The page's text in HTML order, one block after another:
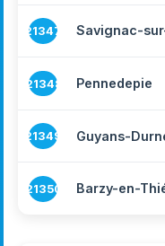
21347 Savignac-
21348 Pennedepie
21349 Guyans-
21350 Barzy-en-